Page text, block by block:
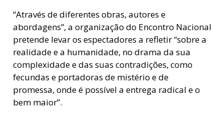
“Através de diferentes obras, autores e
abordagens”, a organização do Encontro Nacional
pretende levar os espectadores a refletir “sobre a
realidade e a humanidade, no drama da sua
complexidade e das suas contradições, como
fecundas e portadoras de mistério e de
promessa, onde é possível a entrega radical e o
bem maior”.